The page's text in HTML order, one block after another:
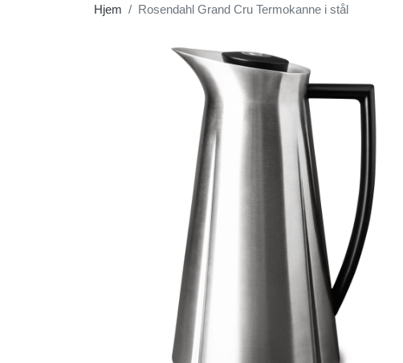
Hjem Rosendahl Grand Cru Termokanne i stål